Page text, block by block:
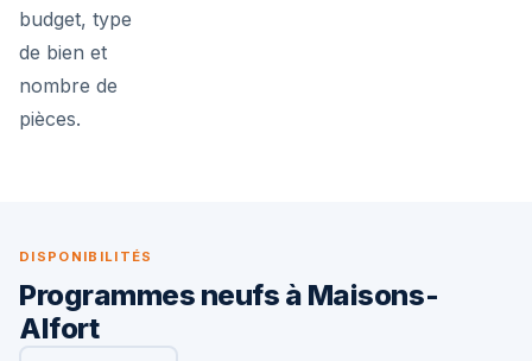
budget, type
de bien et
nombre de
pièces.
DISPONIBILITÉS
Programmes neufs à Maisons-
Alfort